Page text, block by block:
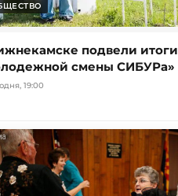
подвели итоги
смены СИБУРа»
19:00